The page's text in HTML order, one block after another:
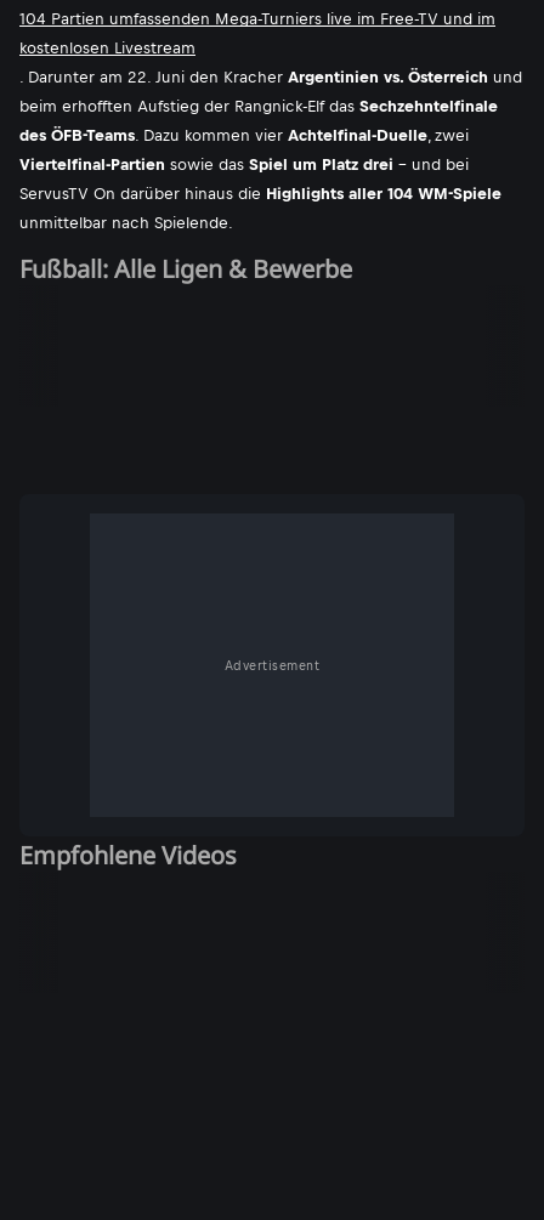
104 Partien umfassenden Mega-Turniers live im Free-TV und im
kostenlosen Livestream
. Darunter am 22. Juni den Kracher Argentinien vs. Österreich und
beim erhofften Aufstieg der Rangnick-Elf das Sechzehntelfinale
des ÖFB-Teams. Dazu kommen vier Achtelfinal-Duelle, zwei
Viertelfinal-Partien sowie das Spiel um Platz drei - und bei
ServusTV On darüber hinaus die Highlights aller 104 WM-Spiele
unmittelbar nach Spielende.
Fußball: Alle Ligen & Bewerbe
Advertisement
Empfohlene Videos